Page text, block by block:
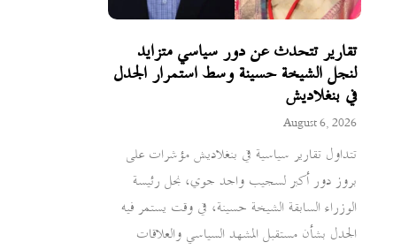
تقارير تتحدث عن دور سياسي متزايد
لنجل الشيخة حسينة وسط استمرار الجدل
في بنغلاديش
August 6, 2026
تتداول تقارير سياسية في بنغلاديش مؤشرات على
بروز دور أكبر لسجيب واجد جوي، نجل رئيسة
الوزراء السابقة الشيخة حسينة، في وقت يستمر فيه
الجدل بشأن مستقبل المشهد السياسي والعلاقات